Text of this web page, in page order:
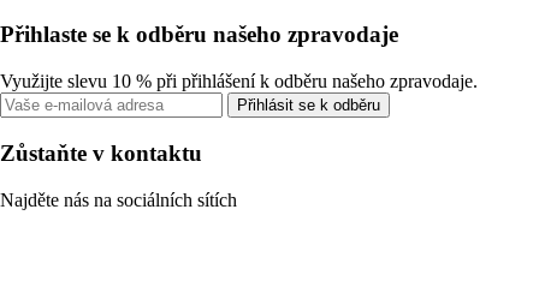
Přihlaste se k odběru našeho zpravodaje
Využijte slevu 10 % při přihlášení k odběru našeho zpravodaje.
Přihlásit se k odběru
Zůstaňte v kontaktu
Najděte nás na sociálních sítích